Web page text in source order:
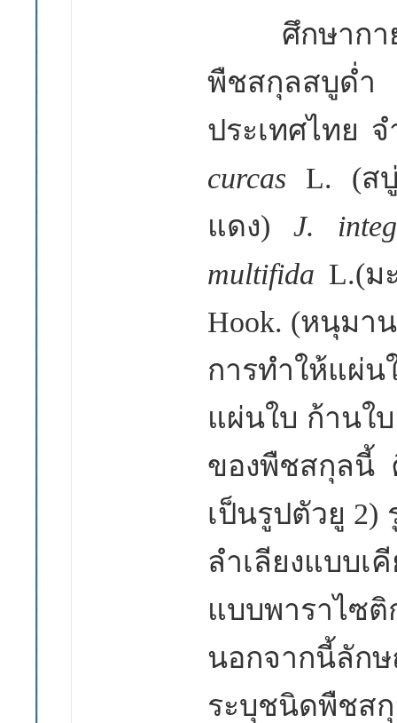
ศึกษากา
พืชสกุลสบูด่ำ
ประเทศไทย
curcas L. (ส
แดง) J.
multifida L.(ม
Hook. (หนุมา
การทำให้แผ่น
แผ่นใบ ก้านใ
ของพืชสกุลนี้
เป็นรูปตัวยู 2)
ลำเลียงแบบ
แบบพาราไซ
นอกจากนี้ลัก
ระบุชนิดพืชส